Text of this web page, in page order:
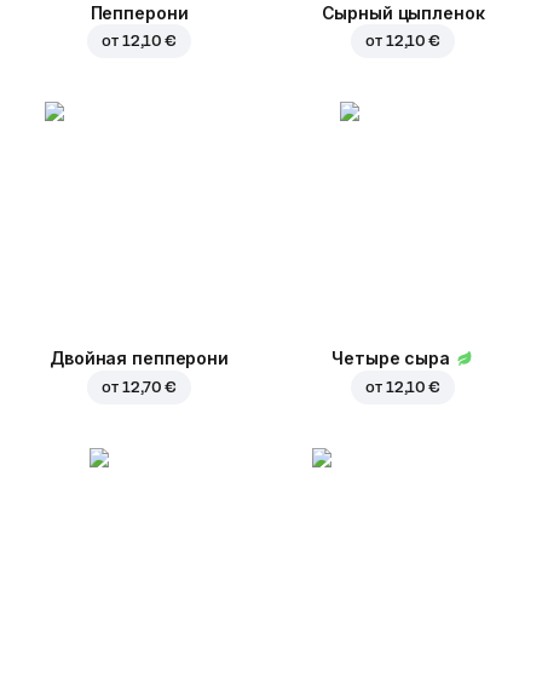
Пепперони
от 12,10 €
Сырный цыпленок
от 12,10 €
Двойная пепперони
от 12,70 €
Четыре сыра
от 12,10 €